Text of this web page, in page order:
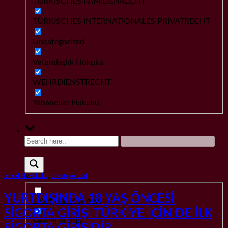
TÜRKISCHES INTERNATIONALES PRIVATRECHT
Uncategorized
Vatandaşlık Hukuku
WEHRDIENSTRECHT
Yabancılar Hukuku
Exact matches only
Search in title
Emeklilik Hukuku Uncategorized
YURTDIŞINDA 18 YAŞ ÖNCESİ
SİGORTA GİRİŞİ TÜRKİYE İÇİN DE İLK